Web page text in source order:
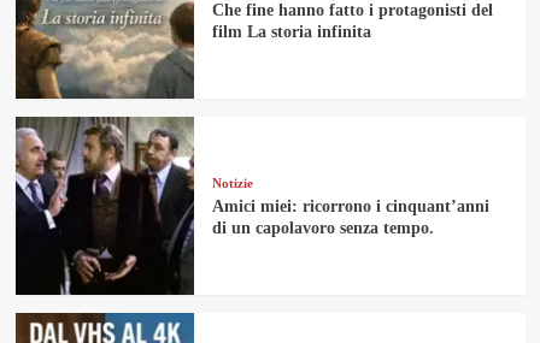
Che fine hanno fatto i protagonisti del
film La storia infinita
Notizie
Amici miei: ricorrono i cinquant’anni
di un capolavoro senza tempo.